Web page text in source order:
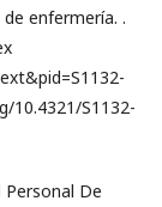
enfermería. .
10.4321/S1132-
Personal De